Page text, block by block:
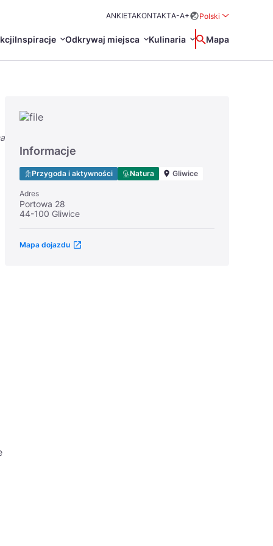
ANKIETAKONTAKTA-A+
Polski
Inspiracje Odkrywaj miejsca
Turystyczne
Kulinaria Wyszukaj
Mapa
Svenska
Informacje
Przygoda i aktywności Natura Gliwice
Adres
Portowa 28
44-100 Gliwice
Mapa dojazdu